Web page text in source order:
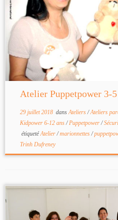
Atelier Puppetpower 3-
29 juillet 2018dansAteliers/Ateliers
Kidpower 6-12 ans/Puppetpower/
étiquetéAtelier/marionnettes/
Trinh Dufreney